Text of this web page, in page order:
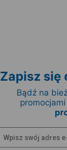
Zapisz się
Bądź na